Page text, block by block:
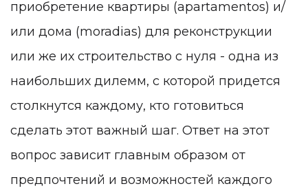
приобретение квартиры (apartamentos) и/
или дома (moradias) для реконструкции
или же их строительство с нуля - одна из
наибольших дилемм, с которой придется
столкнутся каждому, кто готовиться
сделать этот важный шаг. Ответ на этот
вопрос зависит главным образом от
предпочтений и возможностей каждого